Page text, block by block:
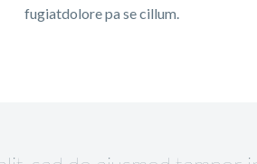
fugiatdolore pa se cillum.